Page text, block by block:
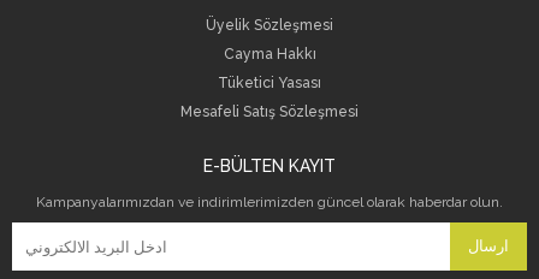
Üyelik Sözleşmesi
Cayma Hakkı
Tüketici Yasası
Mesafeli Satış Sözleşmesi
E-BÜLTEN KAYIT
Kampanyalarımızdan ve indirimlerimizden güncel olarak haberdar olun.
ارسال